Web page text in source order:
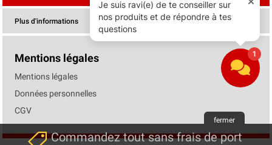
Plus d'informations
Mentions légales
Mentions légales
Données personnelles
CGV
fermer
Commandez tout sans frais de port